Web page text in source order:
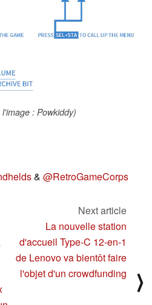
: Powkiddy)
& @RetroGameCorps
Next article
La nouvelle station
d'accueil Type-C 12-en-1
de Lenovo va bientôt faire
l'objet d'un crowdfunding
⟩